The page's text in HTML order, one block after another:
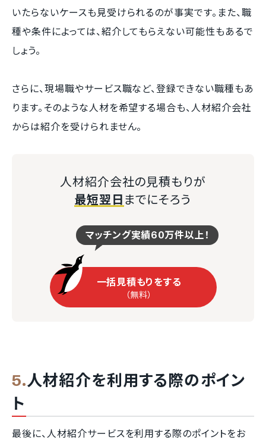
いたらないケースも見受けられるのが事実です。また、職
種や条件によっては、紹介してもらえない可能性もあるで
しょう。
さらに、現場職やサービス職など、登録できない職種もあ
ります。そのような人材を希望する場合も、人材紹介会社
からは紹介を受けられません。
人材紹介会社の見積もりが
最短翌日 までにそろう
マッチング実績60万件以上！
一括見積もりをする
（無料）
人材紹介を利用する際のポイン
ト
最後に、人材紹介サービスを利用する際のポイントをお